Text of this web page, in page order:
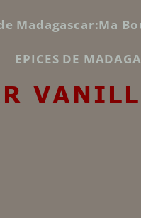
Madagascar:Ma
EPICES DE